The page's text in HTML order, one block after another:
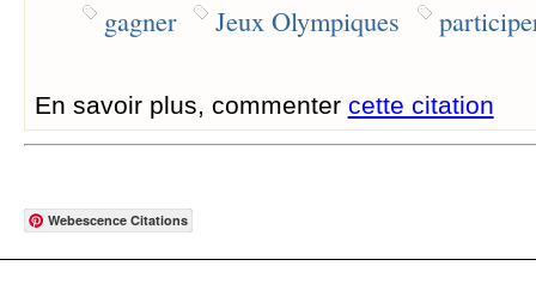
gagner Jeux Olympiques
En savoir plus, commenter cette citation
Webescence Citations